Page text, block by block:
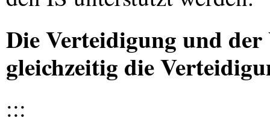
Die Verteidigung und
gleichzeitig die
:::